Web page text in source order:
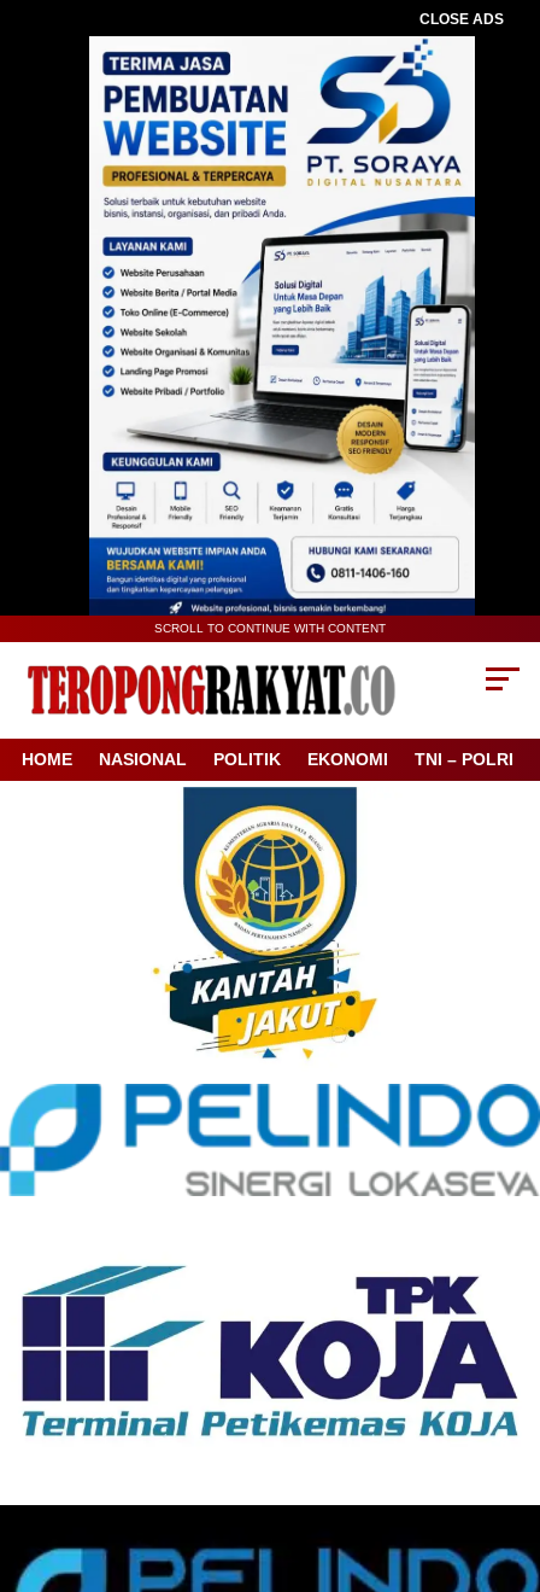
CLOSE ADS
SCROLL TO CONTINUE WITH CONTENT
HOME NASIONAL POLITIK EKONOMI TNI – POLRI